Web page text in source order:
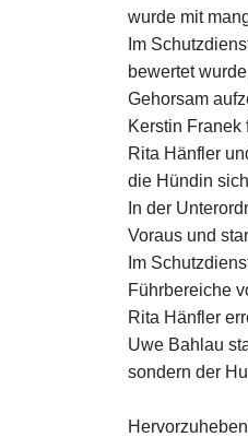
wurde mit
Im
bewertet
Gehorsam
Kerstin Franek
Rita Hänfler
die Hündin
In der
Voraus und
Im
Führbereiche
Rita Hänfler
Uwe Bahlau
sondern der